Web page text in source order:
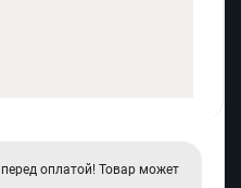
оплатой! Товар может